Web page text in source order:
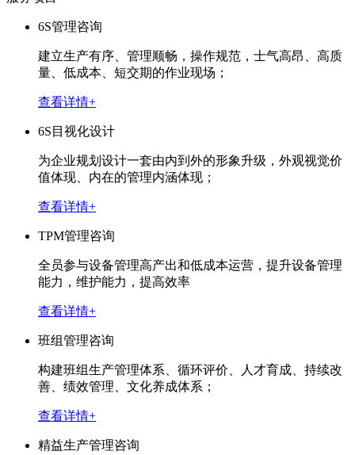
6S管理咨询
建立生产有序、管理顺畅，操作规范，士气高昂、高质
量、低成本、短交期的作业现场；
查看详情+
6S目视化设计
为企业规划设计一套由内到外的形象升级，外观视觉价
值体现、内在的管理内涵体现；
查看详情+
TPM管理咨询
全员参与设备管理高产出和低成本运营，提升设备管理
能力，维护能力，提高效率
查看详情+
班组管理咨询
构建班组生产管理体系、循环评价、人才育成、持续改
善、绩效管理、文化养成体系；
查看详情+
精益生产管理咨询